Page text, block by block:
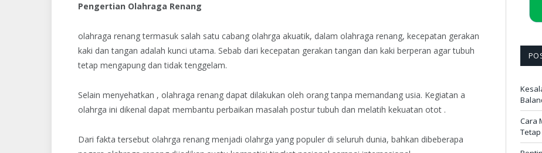
Pengertian Olahraga Renang
olahraga renang termasuk salah satu cabang olahrga akuatik, dalam olahraga renang, kecepatan gerakan
kaki dan tangan adalah kunci utama. Sebab dari kecepatan gerakan tangan dan kaki berperan agar tubuh
tetap mengapung dan tidak tenggelam.
Selain menyehatkan , olahraga renang dapat dilakukan oleh orang tanpa memandang usia. Kegiatan a
olahrga ini dikenal dapat membantu perbaikan masalah postur tubuh dan melatih kekuatan otot .
Dari fakta tersebut olahrga renang menjadi olahrga yang populer di seluruh dunia, bahkan dibeberapa
Cara